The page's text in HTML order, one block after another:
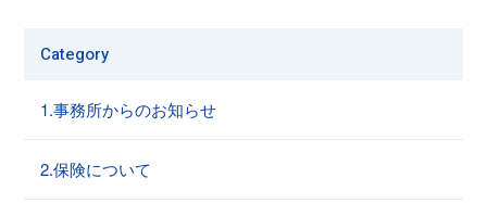
Category
1.事務所からのお知らせ
2.保険について